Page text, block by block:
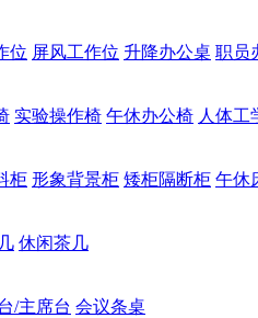
位 屏风工作位 升降办公桌 职员
实验操作椅 午休办公椅 人体工
柜 形象背景柜 矮柜隔断柜 午休
休闲茶几
/主席台 会议条桌